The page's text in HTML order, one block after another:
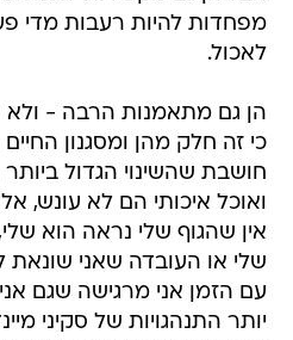
מפחדות להיות רעבות מדי
לאכול.
הן גם מתאמנות הרבה - ולא
כי זה חלק מהן ומסגנון
חושבת שהשינוי הגדול
ואוכל איכותי הם לא עונש,
אין שהגוף שלי נראה הוא
שלי או העובדה שאני שונאת
עם הזמן אני מרגישה שגם
יותר התנהגויות של סקיני